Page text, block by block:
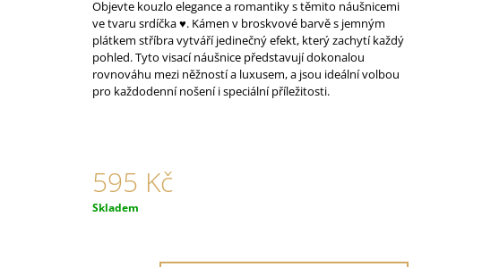
Objevte kouzlo elegance a romantiky s těmito náušnicemi
ve tvaru srdíčka ♥. Kámen v broskvové barvěs jemným
plátkem stříbra vytváří jedinečný efekt, který zachytí každý
pohled. Tyto visací náušnice představují dokonalou
rovnováhu mezi něžností a luxusem, a jsou ideální volbou
pro každodenní nošení i speciální příležitosti.
595 Kč
Měrná
Skladem
765 Kč
1 125 Kč